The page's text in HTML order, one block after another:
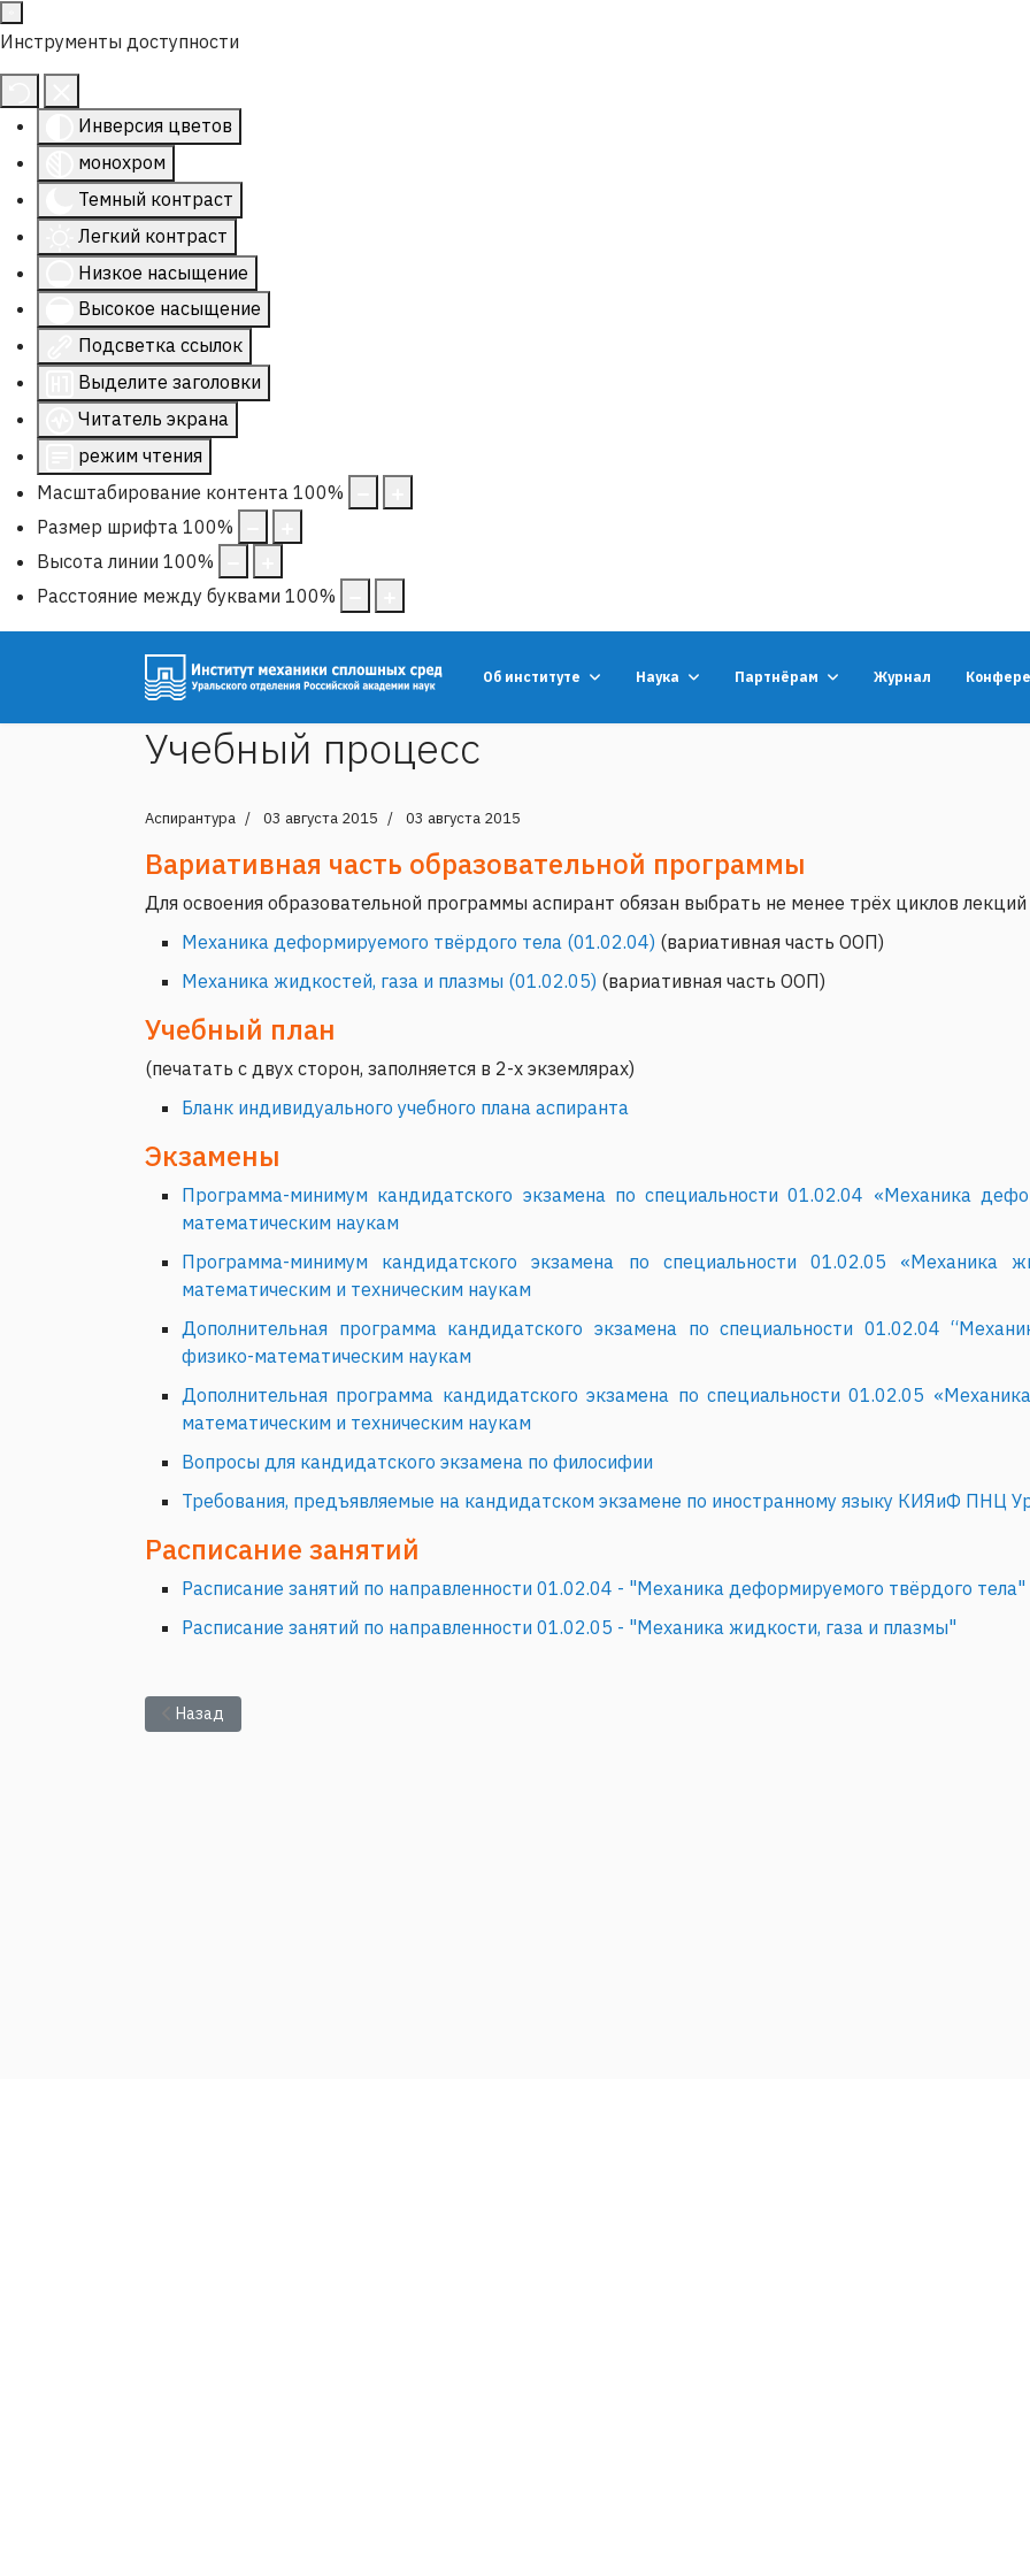
Инструменты доступности
Инверсия цветов
монохром
Темный контраст
Легкий контраст
Низкое насыщение
Высокое насыщение
Подсветка ссылок
Выделите заголовки
Читатель экрана
режим чтения
Масштабирование контента 100%
Размер шрифта 100%
Высота линии 100%
Расстояние между буквами 100%
Об институте Наука Партнёрам Журнал
Учебный процесс
Аспирантура 03 августа 2015 03 августа 2015
Вариативная часть образовательной программы
Для освоения образовательной программы аспирант обязан выбрать не менее трёх циклов лекций
Механика деформируемого твёрдого тела (01.02.04) (вариативная часть ООП)
Механика жидкостей, газа и плазмы (01.02.05) (вариативная часть ООП)
Учебный план
(печатать с двух сторон, заполняется в 2-х экземлярах)
Бланк индивидуального учебного плана аспиранта
Экзамены
Программа-минимум кандидатского экзамена по специальности 01.02.04 «Механика
математическим наукам
Программа-минимум кандидатского экзамена по специальности 01.02.05 «Механика
математическим и техническим наукам
Дополнительная программа кандидатского экзамена по специальности 01.02.04
физико-математическим наукам
Дополнительная программа кандидатского экзамена по специальности 01.02.05
математическим и техническим наукам
Вопросы для кандидатского экзамена по филосифии
Требования, предъявляемые на кандидатском экзамене по иностранному языку КИЯиФ ПНЦ
Расписание занятий
Расписание занятий по направленности 01.02.04 - "Механика деформируемого твёрдого тела"
Расписание занятий по направленности 01.02.05 - "Механика жидкости, газа и плазмы"
Предыдущий: Электронное портфолио
Назад